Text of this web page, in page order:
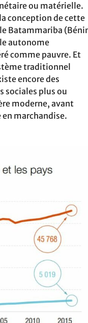
ou matérielle.
conception de cette
Batammariba
autonome
comme pauvre. Et
traditionnel
encore des
sociales plus ou
moderne, avant
marchandise.